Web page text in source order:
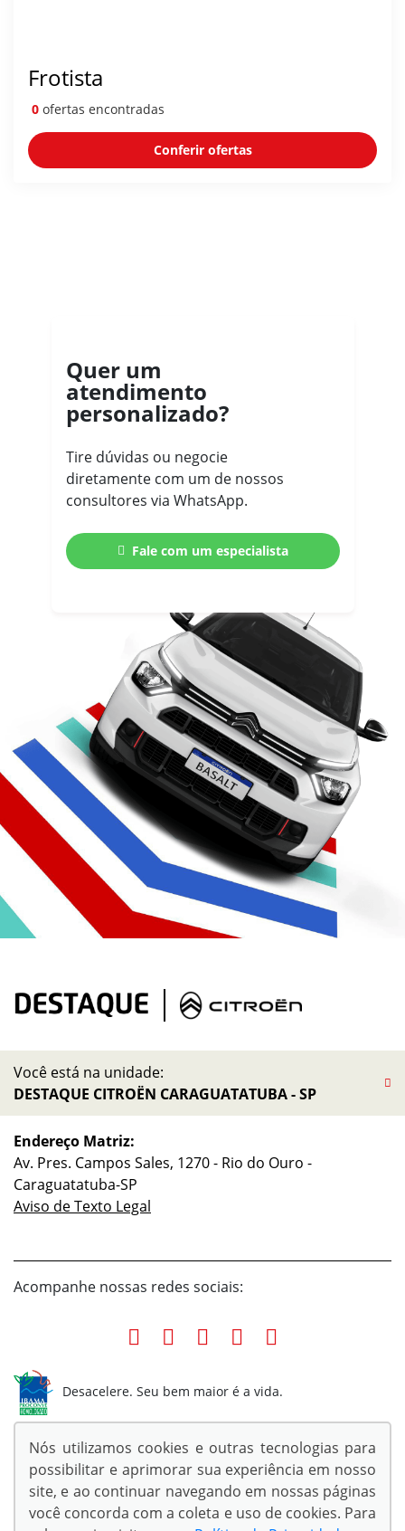
Frotista
0 ofertas encontradas
Conferir ofertas
Quer um
atendimento
personalizado?
Tire dúvidas ou negocie
diretamente com um de nossos
consultores via WhatsApp.
Fale com um especialista
Você está na unidade:
DESTAQUE CITROËN CARAGUATATUBA - SP
Endereço Matriz:
Av. Pres. Campos Sales, 1270 - Rio do Ouro -
Caraguatatuba-SP
Aviso de Texto Legal
Acompanhe nossas redes sociais:
Desacelere. Seu bem maior é a vida.
© Copyright 2026
AutoForce - Todos os direitos reservados.
Nós utilizamos cookies e outras tecnologias para
possibilitar e aprimorar sua experiência em nosso
site, e ao continuar navegando em nossas páginas
você concorda com a coleta e uso de cookies. Para